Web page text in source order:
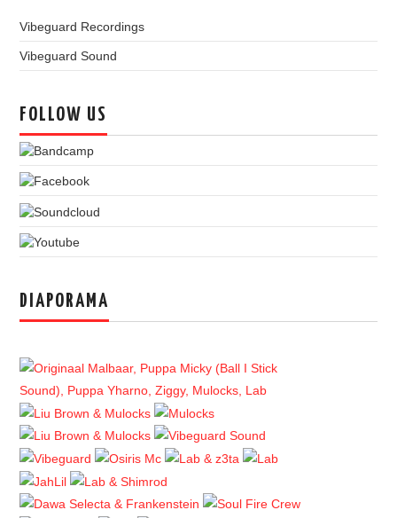
Vibeguard Recordings
Vibeguard Sound
FOLLOW US
DIAPORAMA